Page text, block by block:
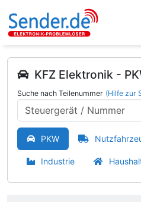
KFZ Elektronik -
Suche nach Teilenummer (Hilfe zur
PKW
Industrie